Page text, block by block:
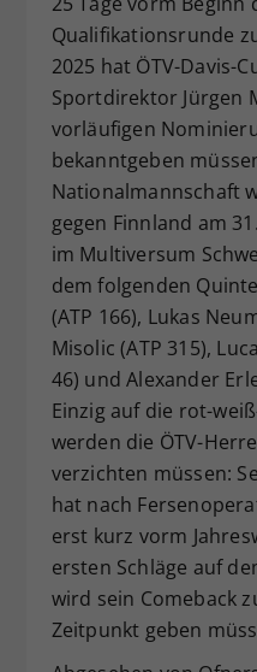
Qualifikationsrunde
2025 hat ÖTV-Davis-
Sportdirektor Jürgen
vorläufigen
bekanntgeben
Nationalmannschaft
gegen Finnland am
im Multiversum
dem folgenden
(ATP 166), Lukas
Misolic (ATP 315),
46) und Alexander
Einzig auf die rot-
werden die ÖTV-
verzichten müssen:
hat nach
erst kurz vorm
ersten Schläge auf
wird sein Comeback
Zeitpunkt geben
Zweck
Dieser
zufällig
hat.